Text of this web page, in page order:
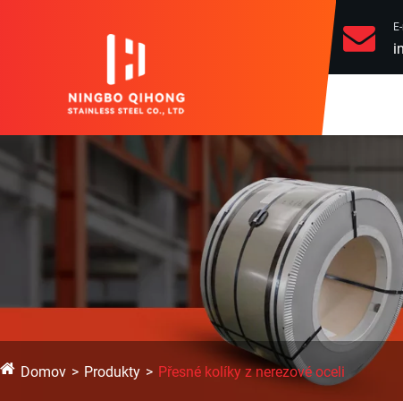
Domov Produkty Přesné kolíky z nerezové oceli